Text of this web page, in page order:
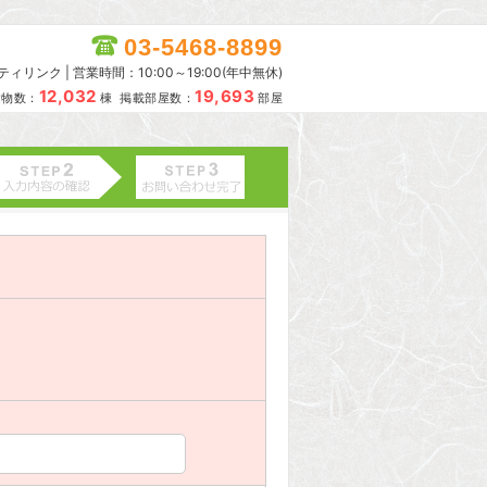
03-5468-8899
ィリンク | 営業時間：10:00～19:00(年中無休)
数： 12,032 棟 掲載部屋数： 19,693 部屋